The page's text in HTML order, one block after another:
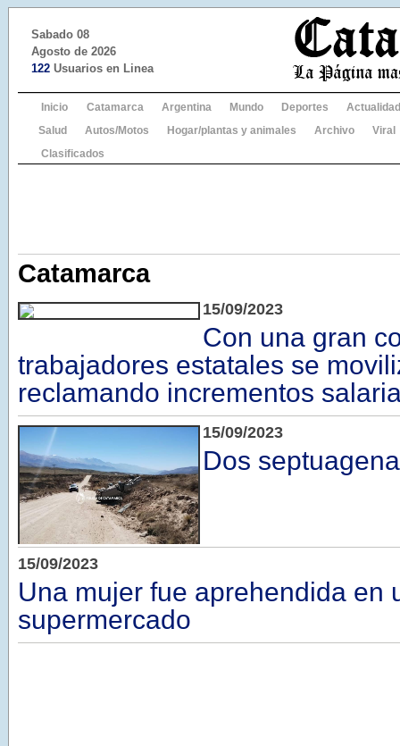
Sabado 08
Agosto de 2026
122 Usuarios en Linea
Inicio Catamarca Argentina Mundo Deportes
Actualidad
Salud
Autos/Motos Hogar/plantas y animales Archivo
Viral
Clasificados
Catamarca
15/09/2023
Con una gran
trabajadores estatales se
reclamando incrementos
15/09/2023
Dos
15/09/2023
Una mujer fue aprehendida en
supermercado